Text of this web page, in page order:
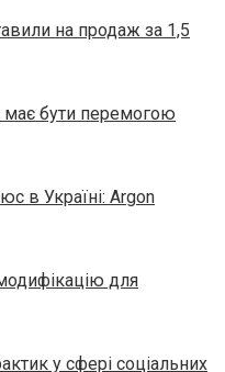
на продаж за 1,5
має бути перемогою
в Україні: Аrgon
для
у сфері соціальних